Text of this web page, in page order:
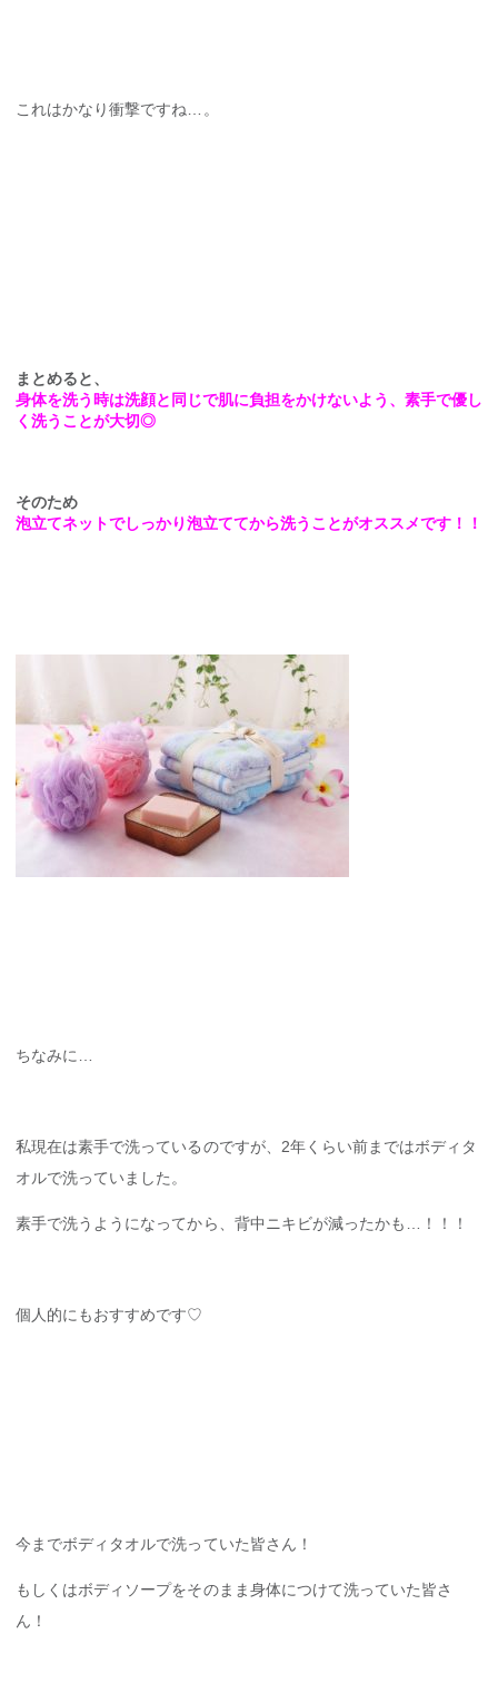
これはかなり衝撃ですね…。
まとめると、
身体を洗う時は洗顔と同じで肌に負担をかけないよう、素手で優し
く洗うことが大切◎
そのため
泡立てネットでしっかり泡立ててから洗うことがオススメです！！
ちなみに…
私現在は素手で洗っているのですが、2年くらい前まではボディタ
オルで洗っていました。
素手で洗うようになってから、背中ニキビが減ったかも…！！！
個人的にもおすすめです♡
今までボディタオルで洗っていた皆さん！
もしくはボディソープをそのまま身体につけて洗っていた皆さ
ん！